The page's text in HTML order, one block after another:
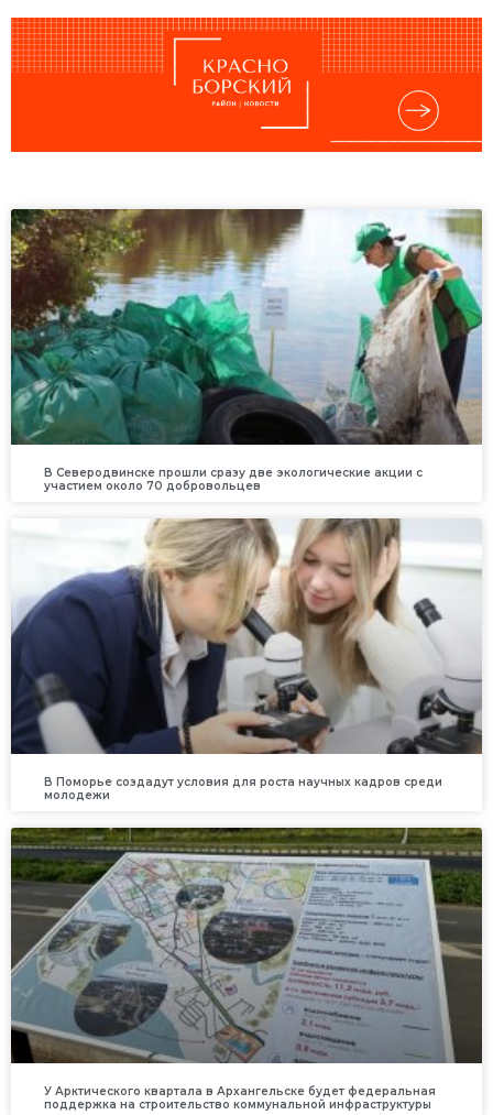
В Северодвинске прошли сразу две экологические акции с
участием около 70 добровольцев
В Поморье создадут условия для роста научных кадров среди
молодежи
У Арктического квартала в Архангельске будет федеральная
поддержка на строительство коммунальной инфраструктуры